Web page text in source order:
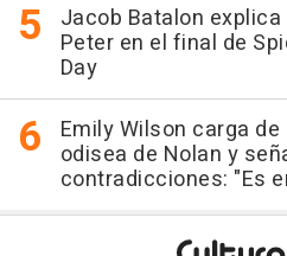
Jacob Batalon
Peter en el final de
Day
Emily Wilson carga
odisea de Nolan y
contradicciones: "Es